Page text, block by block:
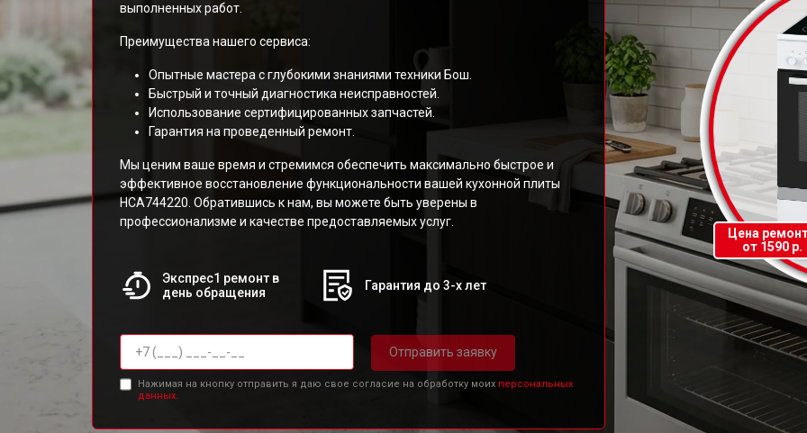
выполненных работ.
Преимущества нашего сервиса:
Опытные мастера с глубокими знаниями техники Бош.
Быстрый и точный диагностика неисправностей.
Использование сертифицированных запчастей.
Гарантия на проведенный ремонт.
Мы ценим ваше время и стремимся обеспечить максимально быстрое и
эффективное восстановление функциональности вашей кухонной плиты
HCA744220. Обратившись к нам, вы можете быть уверены в
профессионализме и качестве предоставляемых услуг.
Экспрес1 ремонт в
день обращения
Гарантия до 3-х лет
Отправить заявку
Нажимая на кнопку отправить я даю свое согласие на обработку моих персональных
данных.
Цена
от 1590 р.